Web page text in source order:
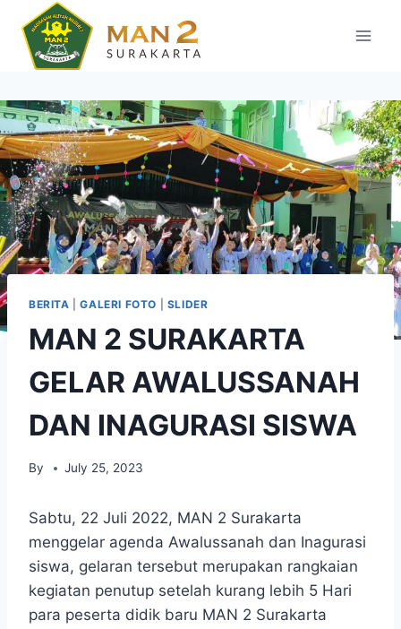
content
BERITA |GALERI FOTO SLIDER
MAN 2 SURAKARTA
GELAR AWALUSSANAH
DAN INAGURASI SISWA
By July 25, 2023
Sabtu, 22 Juli 2022, MAN 2 Surakarta
menggelar agenda Awalussanah dan Inagurasi
siswa, gelaran tersebut merupakan rangkaian
kegiatan penutup setelah kurang lebih 5 Hari
para peserta didik baru MAN 2 Surakarta